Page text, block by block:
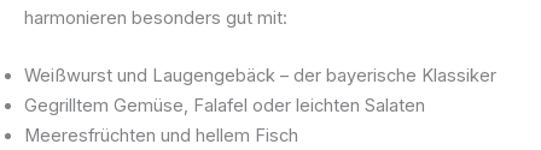
harmonieren besonders gut mit:
Weißwurst und Laugengebäck – der bayerische Klassiker
Gegrilltem Gemüse, Falafel oder leichten Salaten
Meeresfrüchten und hellem Fisch